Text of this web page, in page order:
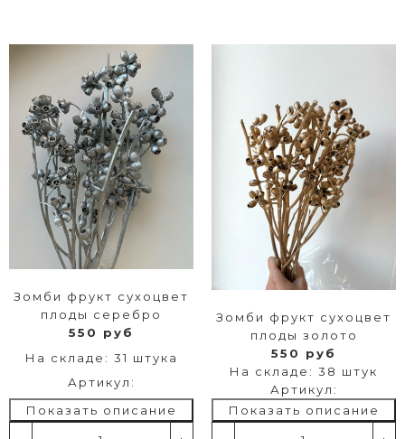
Зомби фрукт сухоцвет
плоды серебро
550 руб
На складе: 31 штука
Артикул:
Показать описание
Зомби фрукт сухоцвет
плоды золото
550 руб
На складе: 38 штук
Артикул:
Показать описание